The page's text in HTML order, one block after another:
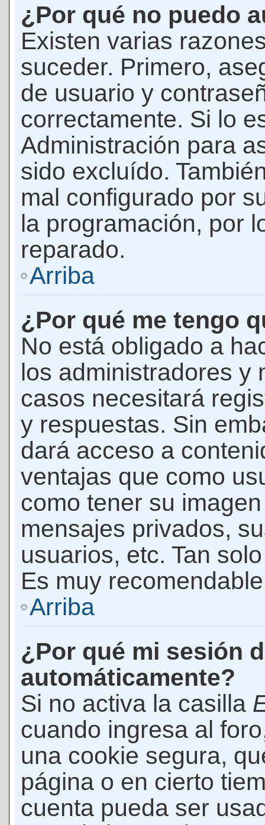
¿Por qué no puedo
Existen varias
suceder. Primero,
de usuario y
correctamente. Si lo
Administración para
sido excluído.
mal configurado por
la programación, por
reparado.
Arriba
¿Por qué me tengo
No está obligado a
los administradores y
casos necesitará
y respuestas. Sin
dará acceso a
ventajas que como
como tener su
mensajes privados,
usuarios, etc. Tan
Es muy
Arriba
¿Por qué mi sesión
automáticamente?
Si no activa la casilla
cuando ingresa al
una cookie segura,
página o en cierto
cuenta pueda ser